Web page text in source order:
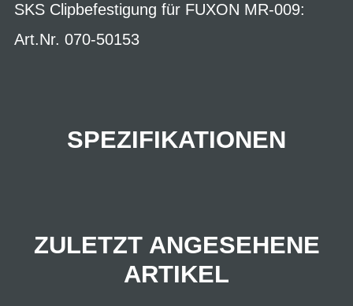
SKS Clipbefestigung für FUXON MR-009:
Art.Nr. 070-50153
SPEZIFIKATIONEN
ZULETZT ANGESEHENE
ARTIKEL